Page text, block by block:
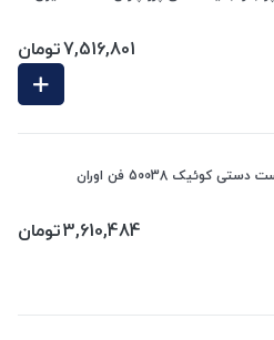
7,516,801تومان
کوئیک 50038 فن اوران
3,610,484تومان